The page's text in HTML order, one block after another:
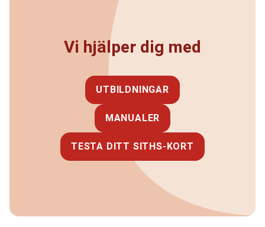
Vi hjälper dig med
UTBILDNINGAR
MANUALER
TESTA DITT SITHS-KORT